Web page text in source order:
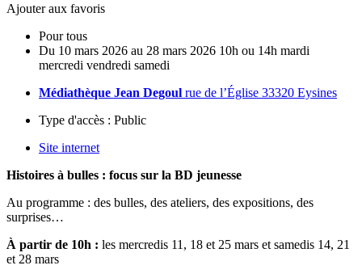
Ajouter aux favoris
Pour tous
Du 10 mars 2026 au 28 mars 2026 10h ou 14h mardi
mercredi vendredi samedi
Médiathèque Jean Degoul rue de l’Église 33320 Eysines
Type d'accès : Public
Site internet
Histoires à bulles : focus sur la BD jeunesse
Au programme : des bulles, des ateliers, des expositions, des
surprises…
À partir de 10h : les mercredis 11, 18 et 25 mars et samedis 14, 21
et 28 mars